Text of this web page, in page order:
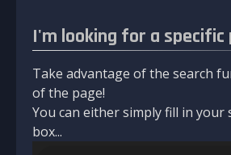
I'm looking for a specific
Take advantage of the search
of the page!
You can either simply fill in your
box...